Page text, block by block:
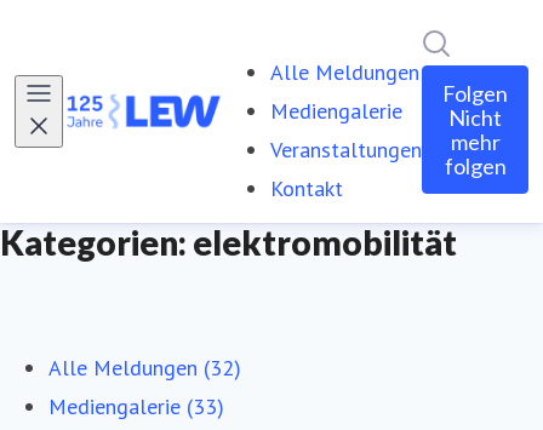
Alle Meldungen
Mediengalerie
Veranstaltungen
Kontakt
Folgen
Nicht
mehr
folgen
Kategorien: elektromobilität
Alle Meldungen (32)
Mediengalerie (33)